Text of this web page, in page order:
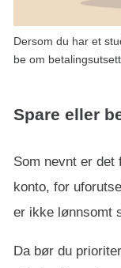
Dersom du har et
be om
Spare eller
Som nevnt er det
konto, for
er ikke lønnsomt
Da bør du